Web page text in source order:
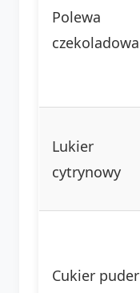
Polewa
czekoladowa
Lukier
cytrynowy
Cukier puder